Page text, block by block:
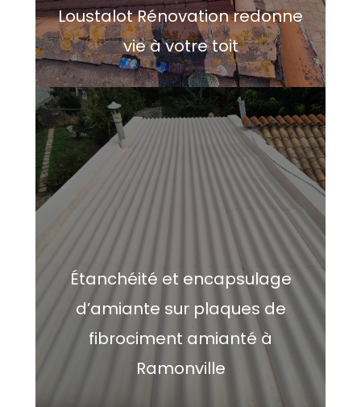
Loustalot Rénovation redonne
vie à votre toit
Étanchéité et encapsulage
d’amiante sur plaques de
fibrociment amianté à
Ramonville